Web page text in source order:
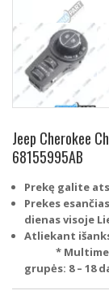
Jeep Cherokee
68155995AB
Prekę galite
Prekes
dienas visoje
Atliekant
*
grupės: 8 – 18